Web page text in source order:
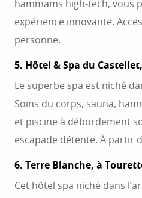
hammams high-tech, vous
expérience innovante.
personne.
5. Hôtel & Spa du
Le superbe spa est niché
Soins du corps, sauna,
et piscine à débordement
escapade détente. À partir
6. Terre Blanche, à
Cet hôtel spa niché dans